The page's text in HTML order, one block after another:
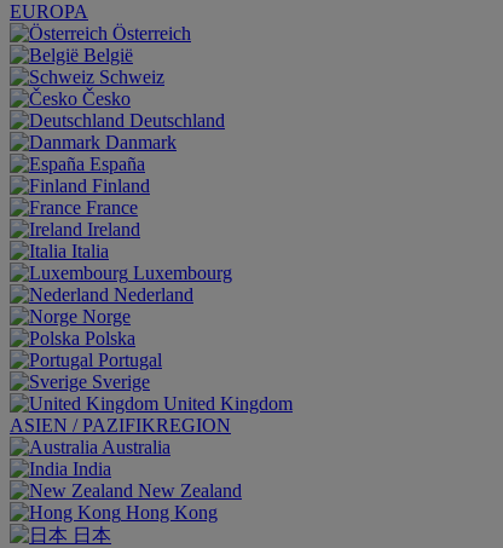
EUROPA
Österreich
België
Schweiz
Česko
Deutschland
Danmark
España
Finland
France
Ireland
Italia
Luxembourg
Nederland
Norge
Polska
Portugal
Sverige
United Kingdom
ASIEN / PAZIFIKREGION
Australia
India
New Zealand
Hong Kong
日本